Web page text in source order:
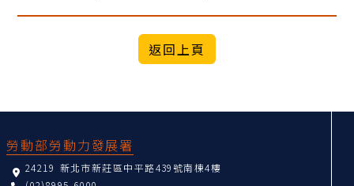
勞動部勞動力發展署
24219 新北市新莊區中平路439號南棟4樓